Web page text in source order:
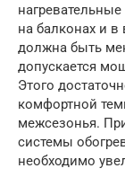
на балконах и
должна быть
допускается
Этого
комфортной
межсезонья.
системы
необходимо